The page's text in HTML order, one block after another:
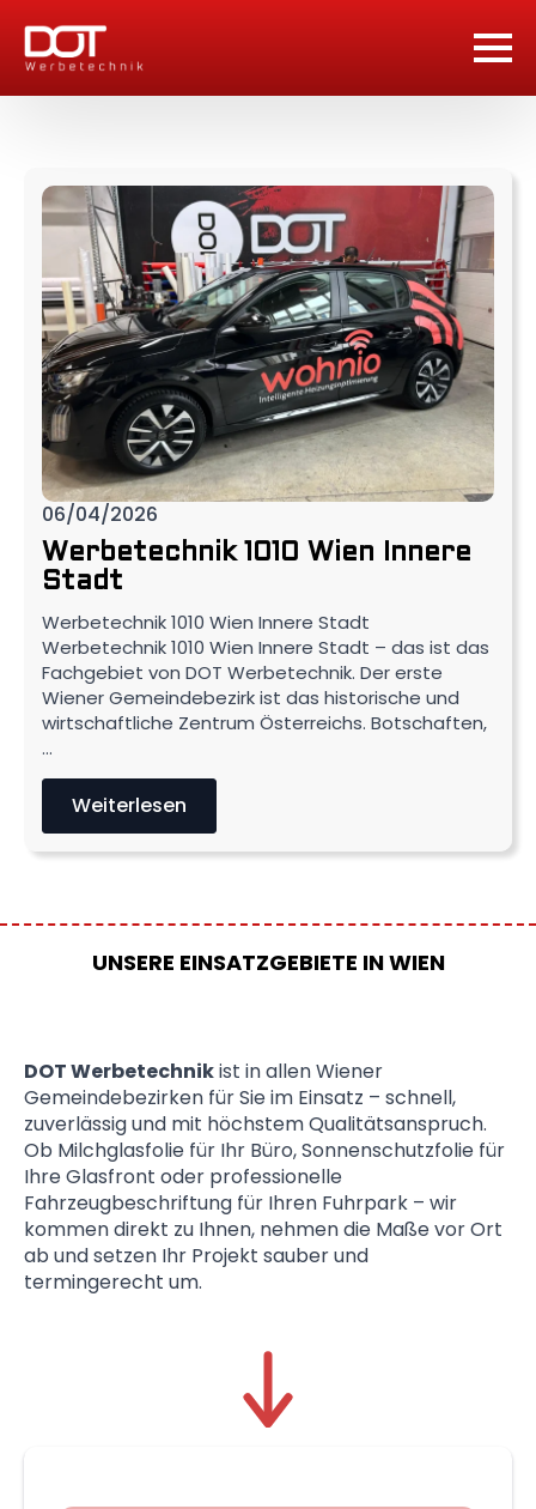
Werbetechnik 1010 Wien Innere
Stadt
06/04/2026
Werbetechnik 1010 Wien Innere Stadt
Werbetechnik 1010 Wien Innere Stadt – das ist das
Fachgebiet von DOT Werbetechnik. Der erste
Wiener Gemeindebezirk ist das historische und
wirtschaftliche Zentrum Österreichs. Botschaften,
…
Weiterlesen
UNSERE EINSATZGEBIETE IN WIEN
DOT Werbetechnikist in allen Wiener
Gemeindebezirken für Sie im Einsatz – schnell,
zuverlässig und mit höchstem Qualitätsanspruch.
Ob Milchglasfolie für Ihr Büro, Sonnenschutzfolie für
Ihre Glasfront oder professionelle
Fahrzeugbeschriftung für Ihren Fuhrpark – wir
kommen direkt zu Ihnen, nehmen die Maße vor Ort
ab und setzen Ihr Projekt sauber und
termingerecht um.